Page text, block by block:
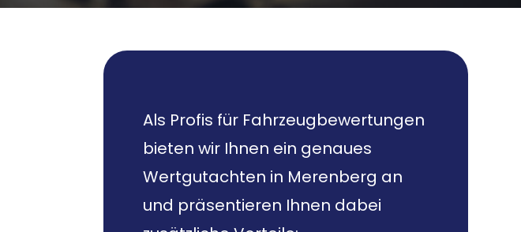
Als Profis für Fahrzeugbewertungen
bieten wir Ihnen ein genaues
Wertgutachten in Merenberg an
und präsentieren Ihnen dabei